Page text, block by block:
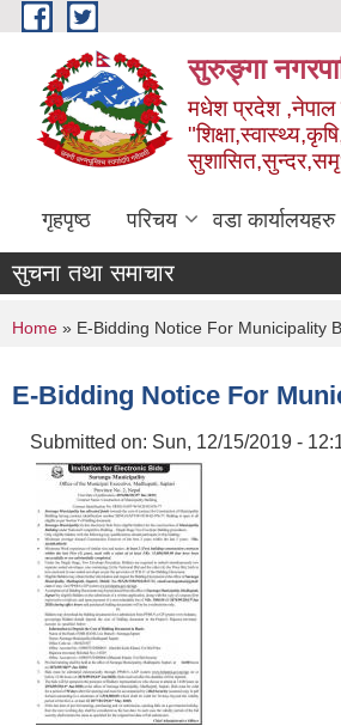
Skip to main content
सुरुङ्‍गा
मधेश प्रदेश ,नेपाल
गृहपृष्ठ परिचय वडा कार्यालयहरु
सुचना तथा समाचार
You are here
Home » E-Bidding Notice For Municipality
E-Bidding Notice For
Submitted on: Sun, 12/15/2019 -